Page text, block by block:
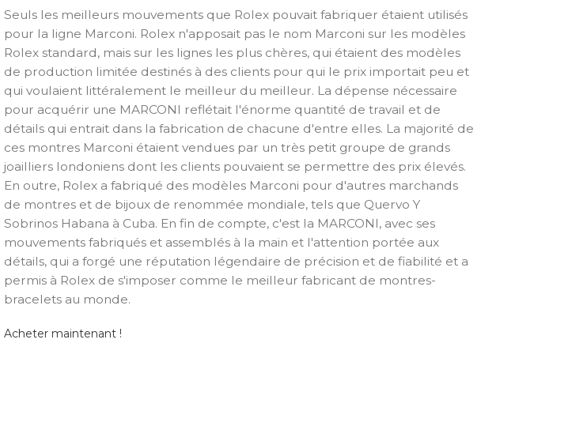
Seuls les meilleurs mouvements que Rolex pouvait fabriquer étaient utilisés
pour la ligne Marconi. Rolex n'apposait pas le nom Marconi sur les modèles
Rolex standard, mais sur les lignes les plus chères, qui étaient des modèles
de production limitée destinés à des clients pour qui le prix importait peu et
qui voulaient littéralement le meilleur du meilleur. La dépense nécessaire
pour acquérir une MARCONI reflétait l'énorme quantité de travail et de
détails qui entrait dans la fabrication de chacune d'entre elles. La majorité de
ces montres Marconi étaient vendues par un très petit groupe de grands
joailliers londoniens dont les clients pouvaient se permettre des prix élevés.
En outre, Rolex a fabriqué des modèles Marconi pour d'autres marchands
de montres et de bijoux de renommée mondiale, tels que Quervo Y
Sobrinos Habana à Cuba. En fin de compte, c'est la MARCONI, avec ses
mouvements fabriqués et assemblés à la main et l'attention portée aux
détails, qui a forgé une réputation légendaire de précision et de fiabilité et a
permis à Rolex de s'imposer comme le meilleur fabricant de montres-
bracelets au monde.
Acheter maintenant !